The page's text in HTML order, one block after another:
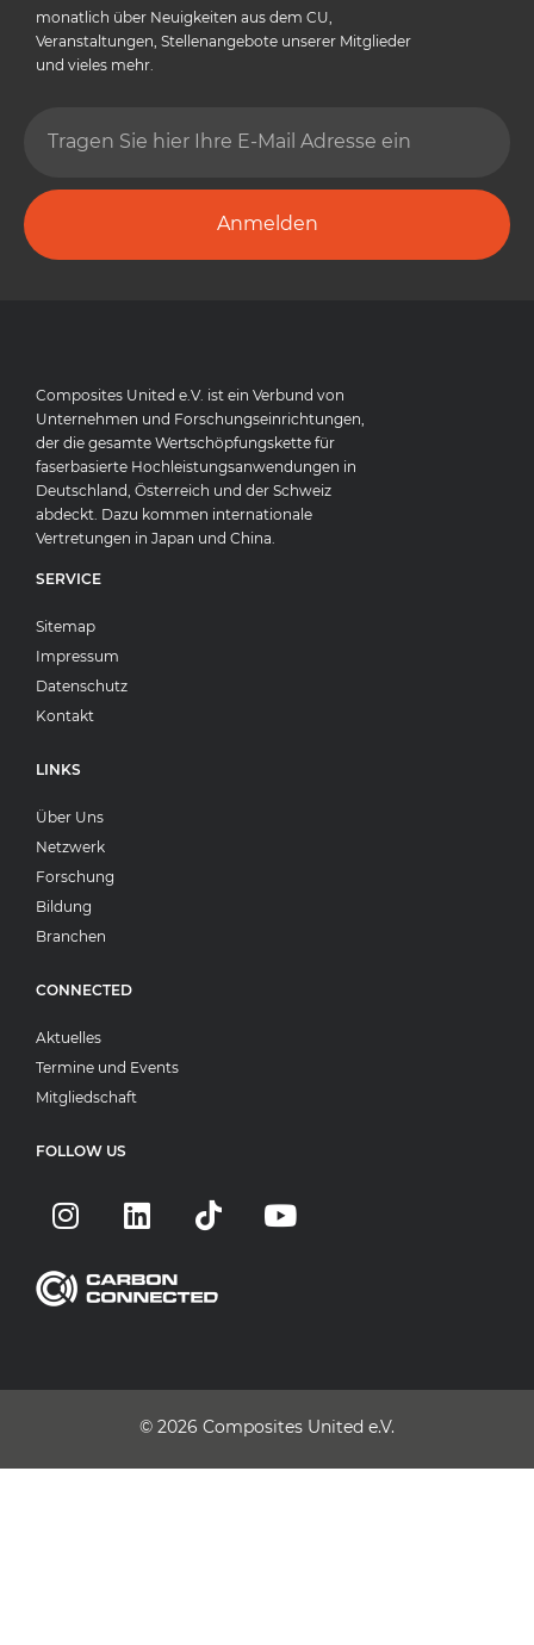
monatlich über Neuigkeiten aus dem CU,
Veranstaltungen, Stellenangebote unserer Mitglieder
und vieles mehr.
Anmelden
Composites United e.V. ist ein Verbund von
Unternehmen und Forschungseinrichtungen,
der die gesamte Wertschöpfungskette für
faserbasierte Hochleistungsanwendungen in
Deutschland, Österreich und der Schweiz
abdeckt. Dazu kommen internationale
Vertretungen in Japan und China.
SERVICE
Sitemap
Impressum
Datenschutz
Kontakt
LINKS
Über Uns
Netzwerk
Forschung
Bildung
Branchen
CONNECTED
Aktuelles
Termine und Events
Mitgliedschaft
FOLLOW US
© 2026 Composites United e.V.